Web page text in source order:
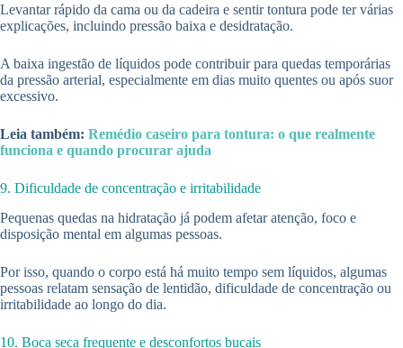
Levantar rápido da cama ou da cadeira e sentir tontura pode ter várias
explicações, incluindo pressão baixa e desidratação.
A baixa ingestão de líquidos pode contribuir para quedas temporárias
da pressão arterial, especialmente em dias muito quentes ou após suor
excessivo.
Leia também: Remédio caseiro para tontura: o que realmente
funciona e quando procurar ajuda
9. Dificuldade de concentração e irritabilidade
Pequenas quedas na hidratação já podem afetar atenção, foco e
disposição mental em algumas pessoas.
Por isso, quando o corpo está há muito tempo sem líquidos, algumas
pessoas relatam sensação de lentidão, dificuldade de concentração ou
irritabilidade ao longo do dia.
10. Boca seca frequente e desconfortos bucais